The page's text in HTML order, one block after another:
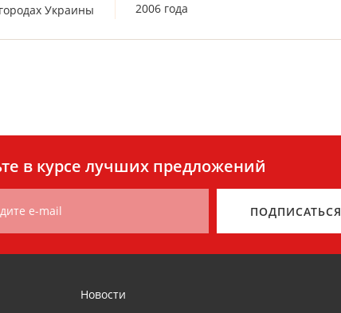
Украины
2006 года
в курсе лучших предложений
e-mail ПОДПИСАТЬСЯ
Новости